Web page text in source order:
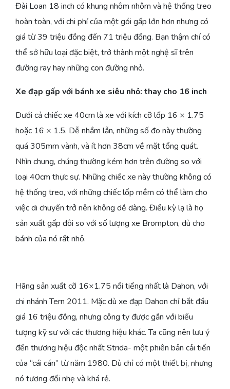
Đài Loan 18 inch có khung nhôm nhôm và hệ thống treo
hoàn toàn, với chi phí của một gói gấp lớn hơn nhưng có
giá từ 39 triệu đồng đến 71 triệu đồng. Bạn thậm chí có
thể sở hữu loại đặc biệt, trở thành một nghệ sĩ trên
đường ray hay những con đường nhỏ.
Xe đạp gấp với bánh xe siêu nhỏ: thay cho 16 inch
Dưới cả chiếc xe 40cm là xe với kích cỡ lốp 16 × 1.75
hoặc 16 × 1.5. Dễ nhầm lẫn, những số đo này thường
quá 305mm vành, và ít hơn 38cm về mặt tổng quát.
Nhìn chung, chúng thường kém hơn trên đường so với
loại 40cm thực sự. Những chiếc xe này thường không có
hệ thống treo, với những chiếc lốp mềm có thể làm cho
việc di chuyển trở nên không dễ dàng. Điều kỳ lạ là họ
sản xuất gấp đôi so với số lượng xe Brompton, dù cho
bánh của nó rất nhỏ.
Hãng sản xuất cỡ 16×1.75 nổi tiếng nhất là Dahon, với
chi nhánh Tern 2011. Mặc dù xe đạp Dahon chỉ bắt đầu
giá 16 triệu đồng, nhưng công ty được gắn với biểu
tượng kỹ sư với các thương hiệu khác. Ta cũng nên lưu ý
đến thương hiệu độc nhất Strida- một phiên bản cải tiến
của “cái cán” từ năm 1980. Dù chỉ có một thiết bị, nhưng
nó tương đối nhẹ và khá rẻ.